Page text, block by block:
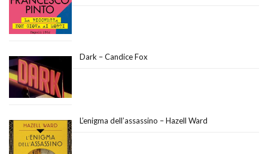
Dark – Candice Fox
L’enigma dell’assassino – Hazell Ward